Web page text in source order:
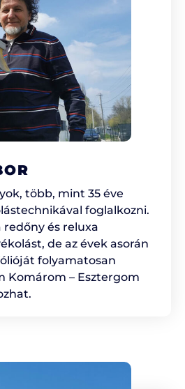
több, mint 35 éve
foglalkozni.
redőny és reluxa
de az évek asorán
folyamatosan
Komárom – Esztergom